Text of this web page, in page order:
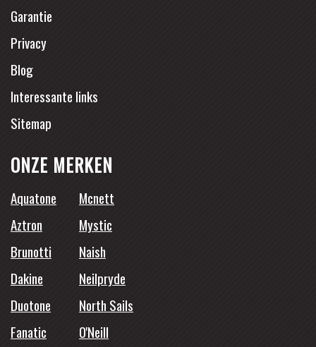
Garantie
Privacy
Blog
Interessante links
Sitemap
ONZE MERKEN
Aquatone
Mcnett
Aztron
Mystic
Brunotti
Naish
Dakine
Neilpryde
Duotone
North Sails
Fanatic
O'Neill